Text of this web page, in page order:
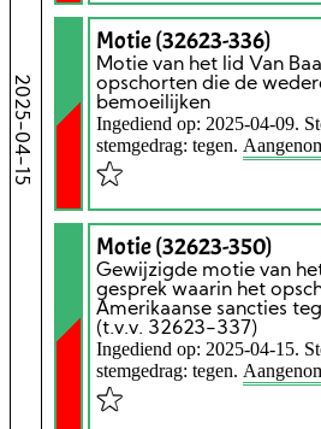
2025-04-15
Motie (32623-336)
Motie van het lid Van
opschorten die de
bemoeilijken
Ingediend op: 2025-04-09.
stemgedrag: tegen.
Motie (32623-350)
Gewijzigde motie van
gesprek waarin het
Amerikaanse sancties
(t.v.v. 32623-337)
Ingediend op: 2025-04-15.
stemgedrag: tegen.